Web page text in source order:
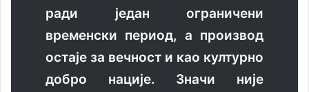
ради један ограничени
временски период, а производ
остаје за вечност и као културно
добро нације. Значи није